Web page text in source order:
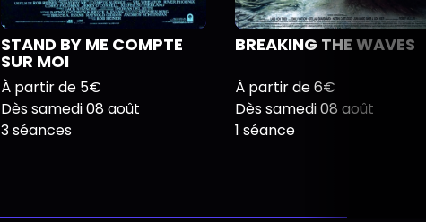
STAND BY ME COMPTE
SUR MOI
À partir de 5€
Dès samedi 08 août
3 séances
BREAKING THE WAVES
À partir de 6€
Dès samedi 08 août
1 séance